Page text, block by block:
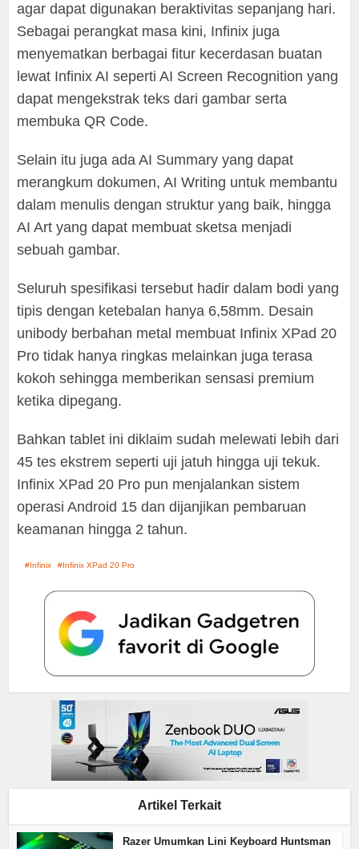
agar dapat digunakan beraktivitas sepanjang hari.
Sebagai perangkat masa kini, Infinix juga
menyematkan berbagai fitur kecerdasan buatan
lewat Infinix AI seperti AI Screen Recognition yang
dapat mengekstrak teks dari gambar serta
membuka QR Code.
Selain itu juga ada AI Summary yang dapat
merangkum dokumen, AI Writing untuk membantu
dalam menulis dengan struktur yang baik, hingga
AI Art yang dapat membuat sketsa menjadi
sebuah gambar.
Seluruh spesifikasi tersebut hadir dalam bodi yang
tipis dengan ketebalan hanya 6,58mm. Desain
unibody berbahan metal membuat Infinix XPad 20
Pro tidak hanya ringkas melainkan juga terasa
kokoh sehingga memberikan sensasi premium
ketika dipegang.
Bahkan tablet ini diklaim sudah melewati lebih dari
45 tes ekstrem seperti uji jatuh hingga uji tekuk.
Infinix XPad 20 Pro pun menjalankan sistem
operasi Android 15 dan dijanjikan pembaruan
keamanan hingga 2 tahun.
Infinix Infinix XPad 20 Pro
Artikel Terkait
Razer Umumkan Lini Keyboard Huntsman